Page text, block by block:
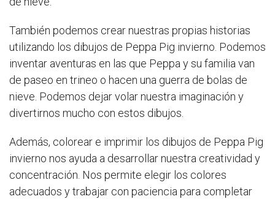
También podemos crear nuestras propias historias
utilizando los dibujos de Peppa Pig invierno. Podemos
inventar aventuras en las que Peppa y su familia van
de paseo en trineo o hacen una guerra de bolas de
nieve. Podemos dejar volar nuestra imaginación y
divertirnos mucho con estos dibujos.
Además, colorear e imprimir los dibujos de Peppa Pig
invierno nos ayuda a desarrollar nuestra creatividad y
concentración. Nos permite elegir los colores
adecuados y trabajar con paciencia para completar